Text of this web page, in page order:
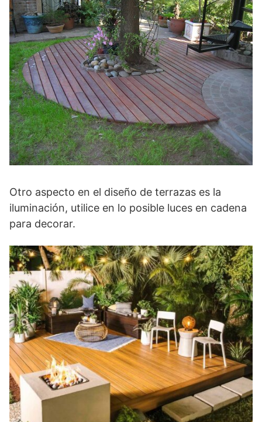
Otro aspecto en el diseño de terrazas es la
iluminación, utilice en lo posible luces en cadena
para decorar.